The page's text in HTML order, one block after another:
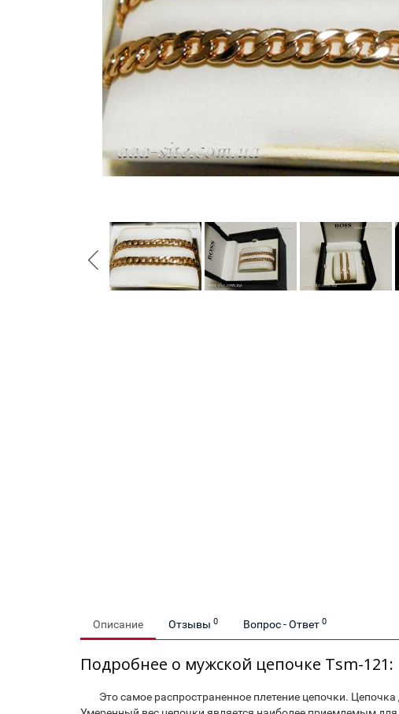
Описание Отзывы 0 Вопрос - Ответ 0
Подробнее о мужской цепочке Tsm-121:
Это самое распространенное плетение цепочки. Цепочка